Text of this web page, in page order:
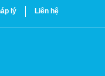
lý Liên hệ